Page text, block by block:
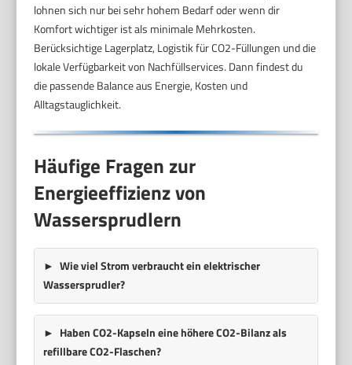
lohnen sich nur bei sehr hohem Bedarf oder wenn dir
Komfort wichtiger ist als minimale Mehrkosten.
Berücksichtige Lagerplatz, Logistik für CO2-Füllungen und die
lokale Verfügbarkeit von Nachfüllservices. Dann findest du
die passende Balance aus Energie, Kosten und
Alltagstauglichkeit.
Häufige Fragen zur
Energieeffizienz von
Wassersprudlern
Wie viel Strom verbraucht ein elektrischer
Wassersprudler?
Haben CO2-Kapseln eine höhere CO2-Bilanz als
refillbare CO2-Flaschen?